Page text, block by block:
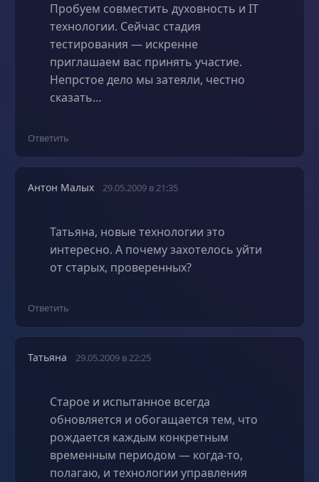
Пробуем совместить духовность и IT
технологии. Сейчас стадия
тестирования — искренне
приглашаем вас принять участие.
Непрстое дело мы затеяли, честно
сказать…
Ответить
Антон Малых 29.05.2009 в 21:35
Татьяна, новые технологии это
интересно. А почему захотелось уйти
от старых, проверенных?
Ответить
Татьяна 29.05.2009 в 22:25
Старое и испытанное всегда
обновляется и обогащается тем, что
рождается каждым конкретным
временным периодом — когда-то,
полагаю, и технологии управления